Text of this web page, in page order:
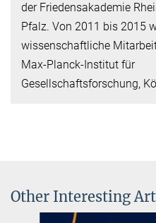
der Friedensakademie
Pfalz. Von 2011 bis 2015
wissenschaftliche
Max-Planck-Institut für
Gesellschaftsforschung,
Other Interesting